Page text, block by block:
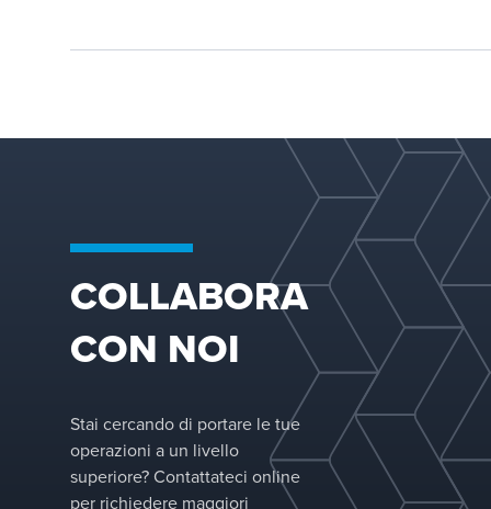
mondo.
COLLABORA
CON NOI
Stai cercando di portare le tue
operazioni a un livello
superiore? Contattateci online
per richiedere maggiori